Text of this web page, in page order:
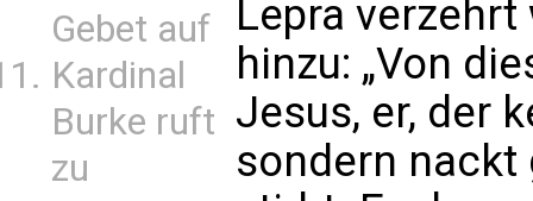
Gebet auf
Kardinal
Burke ruft
zu
Lepra verzehrt
hinzu: „Von
Jesus, er, der
sondern nackt